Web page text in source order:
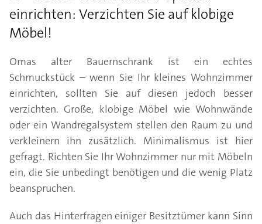
einrichten: Verzichten Sie auf klobige
Möbel!
Omas alter Bauernschrank ist ein echtes
Schmuckstück – wenn Sie Ihr kleines Wohnzimmer
einrichten, sollten Sie auf diesen jedoch besser
verzichten. Große, klobige Möbel wie Wohnwände
oder ein Wandregalsystem stellen den Raum zu und
verkleinern ihn zusätzlich. Minimalismus ist hier
gefragt. Richten Sie Ihr Wohnzimmer nur mit Möbeln
ein, die Sie unbedingt benötigen und die wenig Platz
beanspruchen.
Auch das Hinterfragen einiger Besitztümer kann Sinn